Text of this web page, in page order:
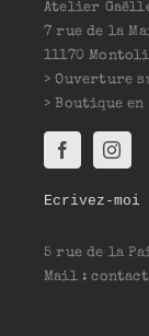
Atelier
7 rue de la
11170
> Ouverture
> Boutique
Ecrivez-moi
5 rue de la
Mail :